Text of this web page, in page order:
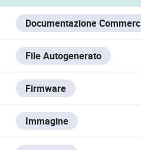
Documentazione
File Autogenerato
08-27.BIN
Firmware
Immagine